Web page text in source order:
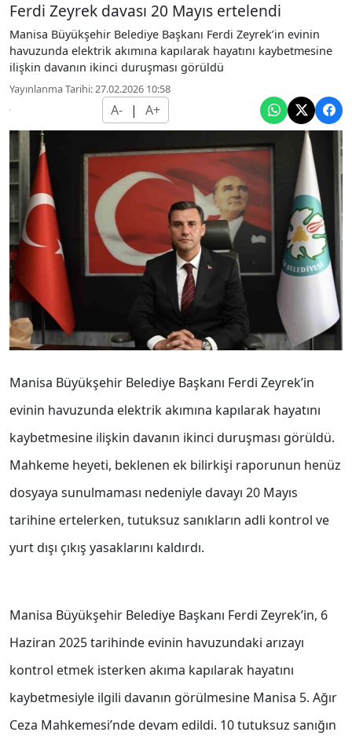
Ferdi Zeyrek davası 20 Mayıs ertelendi
Manisa Büyükşehir Belediye Başkanı Ferdi Zeyrek’in evinin
havuzunda elektrik akımına kapılarak hayatını kaybetmesine
ilişkin davanın ikinci duruşması görüldü
Yayınlanma Tarihi: 27.02.2026 10:58
A- | A+
Manisa Büyükşehir Belediye Başkanı Ferdi Zeyrek’in
evinin havuzunda elektrik akımına kapılarak hayatını
kaybetmesine ilişkin davanın ikinci duruşması görüldü.
Mahkeme heyeti, beklenen ek bilirkişi raporunun henüz
dosyaya sunulmaması nedeniyle davayı 20 Mayıs
tarihine ertelerken, tutuksuz sanıkların adli kontrol ve
yurt dışı çıkış yasaklarını kaldırdı.
Manisa Büyükşehir Belediye Başkanı Ferdi Zeyrek’in, 6
Haziran 2025 tarihinde evinin havuzundaki arızayı
kontrol etmek isterken akıma kapılarak hayatını
kaybetmesiyle ilgili davanın görülmesine Manisa 5. Ağır
Ceza Mahkemesi’nde devam edildi. 10 tutuksuz sanığın